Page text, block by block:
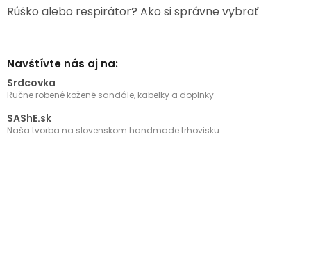
Rúško alebo respirátor? Ako si správne vybrať
Navštívte nás aj na:
Srdcovka
Ručne robené kožené sandále, kabelky a doplnky
SAShE.sk
Naša tvorba na slovenskom handmade trhovisku